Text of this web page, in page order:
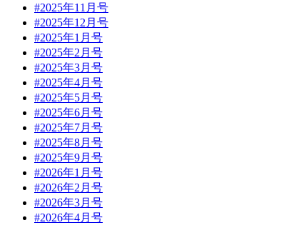
#2025年11月号
#2025年12月号
#2025年1月号
#2025年2月号
#2025年3月号
#2025年4月号
#2025年5月号
#2025年6月号
#2025年7月号
#2025年8月号
#2025年9月号
#2026年1月号
#2026年2月号
#2026年3月号
#2026年4月号